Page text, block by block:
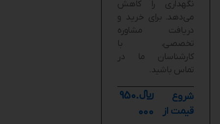
نگهداری را کاهش
می‌دهد. برای خرید و
دریافت مشاوره
تخصصی، با
کارشناسان ما در
تماس باشید.
شروع
قیمت از
﷼950.
000